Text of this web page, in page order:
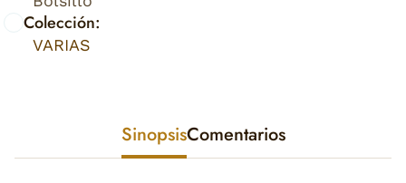
Colección:
VARIAS
SinopsisComentarios